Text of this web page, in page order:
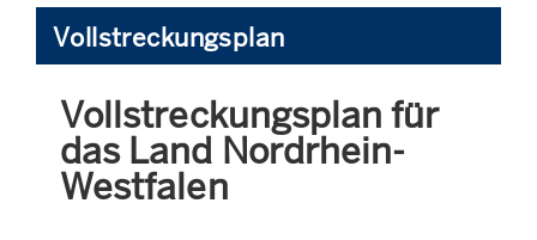
Entscheidungssuche
Hauptnavigation
aktuellen
ausgewählten
Vollstreckungsplan
Vollstreckungsplan für
das Land Nordrhein-
Westfalen